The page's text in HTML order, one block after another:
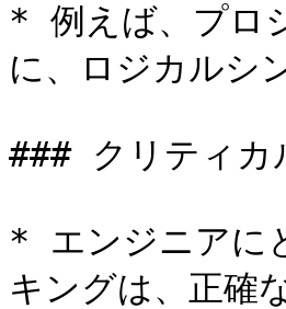
* 例えば、プロ
に、ロジカルシ
### クリティカ
* エンジニアに
キングは、正確